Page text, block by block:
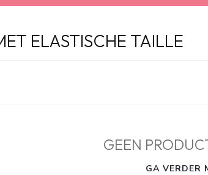
ELASTISCHE TAILLE
GEEN
GA VERDER